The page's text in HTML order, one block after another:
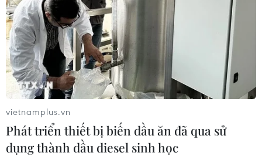
vietnamplus.vn
Phát triển thiết bị biến dầu ăn đã qua sử
dụng thành dầu diesel sinh học